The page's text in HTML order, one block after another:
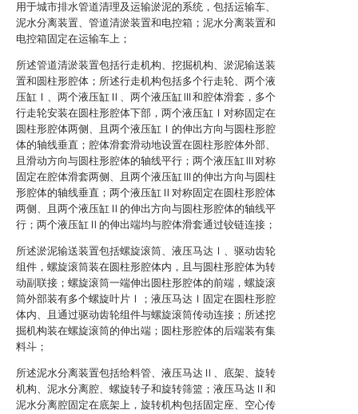
用于城市排水管道清理及运输淤泥的系统，包括运输车、
泥水分离装置、管道清淤装置和电控箱；泥水分离装置和
电控箱固定在运输车上；
所述管道清淤装置包括行走机构、挖掘机构、淤泥输送装
置和圆柱形腔体；所述行走机构包括多个行走轮、两个液
压缸Ⅰ、两个液压缸Ⅱ、两个液压缸Ⅲ和腔体滑套，多个
行走轮安装在圆柱形腔体下部，两个液压缸Ⅰ对称固定在
圆柱形腔体两侧、且两个液压缸Ⅰ的伸出方向与圆柱形腔
体的轴线垂直；腔体滑套滑动地设置在圆柱形腔体外部、
且滑动方向与圆柱形腔体的轴线平行；两个液压缸Ⅲ对称
固定在腔体滑套两侧、且两个液压缸Ⅲ的伸出方向与圆柱
形腔体的轴线垂直；两个液压缸Ⅱ对称固定在圆柱形腔体
两侧、且两个液压缸Ⅱ的伸出方向与圆柱形腔体的轴线平
行；两个液压缸Ⅱ的伸出端均与腔体滑套通过铰链连接；
所述淤泥输送装置包括螺旋滚筒、液压马达Ⅰ、驱动齿轮
组件，螺旋滚筒装在圆柱形腔体内，且与圆柱形腔体为转
动副联接；螺旋滚筒一端伸出圆柱形腔体的前端，螺旋滚
筒外部装有多个螺旋叶片Ⅰ；液压马达Ⅰ固定在圆柱形腔
体内、且通过驱动齿轮组件与螺旋滚筒传动连接；所述挖
掘机构装在螺旋滚筒的伸出端；圆柱形腔体的后端装有集
料斗；
所述泥水分离装置包括给料管、液压马达Ⅱ、底架、旋转
机构、泥水分离腔、螺旋转子和旋转筛篮；液压马达Ⅱ和
泥水分离腔固定在底架上，旋转机构包括固定座、空心传